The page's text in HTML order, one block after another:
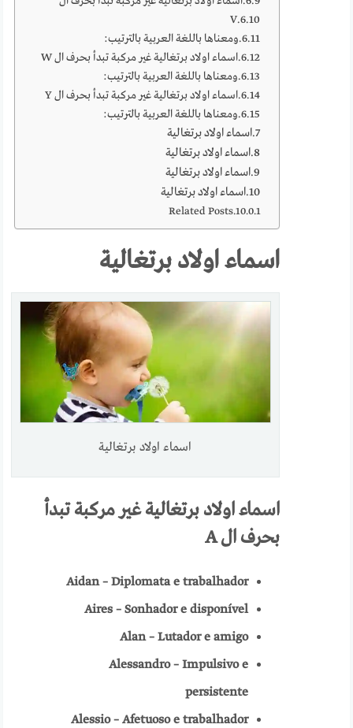
V
ومعناها باللغة العربية بالترتيب:
اسماء اولاد برتغالية غير مركبة تبدأ بحرف ال W
ومعناها باللغة العربية بالترتيب:
اسماء اولاد برتغالية غير مركبة تبدأ بحرف ال Y
ومعناها باللغة العربية بالترتيب:
اسماء اولاد برتغالية
اسماء اولاد برتغالية
اسماء اولاد برتغالية
اسماء اولاد برتغالية
Related Posts
اسماء اولاد برتغالية
اسماء اولاد برتغالية
اسماء اولاد برتغالية غير مركبة تبدأ
بحرف الA
Aidan – Diplomata e trabalhador
Aires – Sonhador e disponível
Alan – Lutador e amigo
Alessandro – Impulsivo e
persistente
Alessio – Afetuoso e trabalhador